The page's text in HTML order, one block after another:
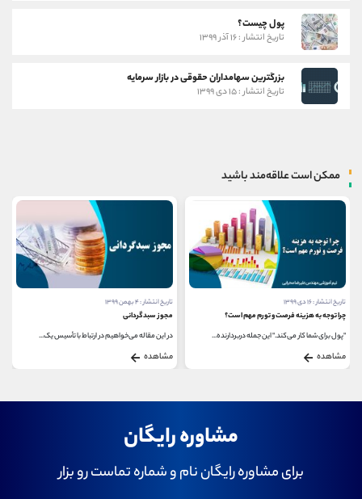
پول چیست؟
تاریخ انتشار : ۱۶ آذر ۱۳۹۹
بزرگترین سهامداران حقوقی در بازار سرمایه
تاریخ انتشار : ۱۵ دی ۱۳۹۹
ممکن است علاقه‌مند باشید
تاریخ انتشار : ۱۶ دی ۱۳۹۹
چرا توجه به هزینه فرصت و تورم مهم است؟
"پول برای شما کار می‌کند." این جمله دربردارنده...
مشاهده
تاریخ انتشار : ۴ بهمن ۱۳۹۹
مجوز سبدگردانی
در این مقاله می‌خواهیم در ارتباط با تأسیس یک...
مشاهده
مشاوره رایگان
برای مشاوره رایگان نام و شماره تماست رو بزار